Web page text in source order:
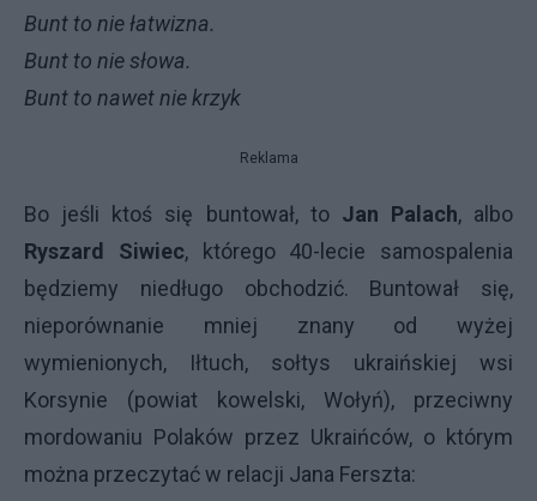
Bunt to nie łatwizna.
Bunt to nie słowa.
Bunt to nawet nie krzyk
Reklama
Bo jeśli ktoś się buntował, to Jan Palach, albo
Ryszard Siwiec, którego 40-lecie samospalenia
będziemy niedługo obchodzić. Buntował się,
nieporównanie mniej znany od wyżej
wymienionych, Iłtuch, sołtys ukraińskiej wsi
Korsynie (powiat kowelski, Wołyń), przeciwny
mordowaniu Polaków przez Ukraińców, o którym
można przeczytać w relacji Jana Ferszta: